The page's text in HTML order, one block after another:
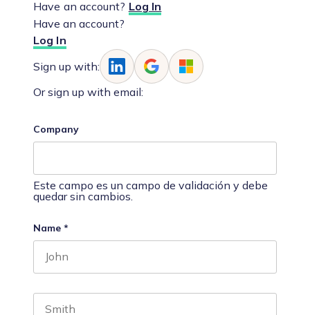
Have an account? Log In
Have an account?
Log In
Sign up with:
Or sign up with email:
Company
Este campo es un campo de validación y debe
quedar sin cambios.
Name *